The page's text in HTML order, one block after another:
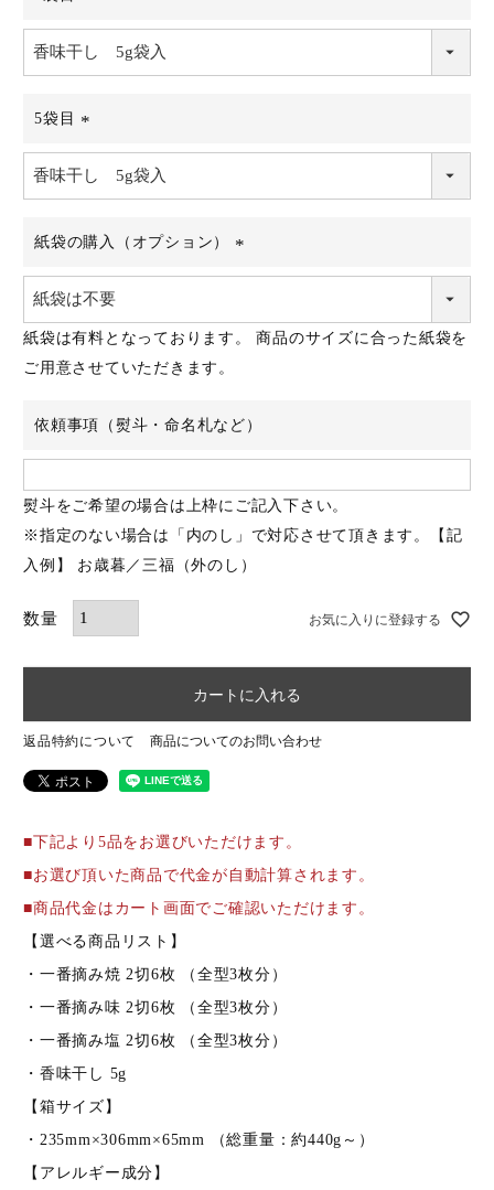
キーワード（商品名）
商品番号
〜
在庫
検索
(必
須)
5袋目
(必
須)
紙袋の購入（オプション）
(必
紙袋は有料となっております。 商品のサイズに合った紙袋を
ご用意させていただきます。
依頼事項（熨斗・命名札など）
熨斗をご希望の場合は上枠にご記入下さい。
※指定のない場合は「内のし」で対応させて頂きます。【記
入例】 お歳暮／三福（外のし）
お気に入りに登録する
カートに入れる
返品特約について 商品についてのお問い合わせ
■下記より5品をお選びいただけます。
■お選び頂いた商品で代金が自動計算されます。
■商品代金はカート画面でご確認いただけます。
【選べる商品リスト】
・一番摘み焼 2切6枚 （全型3枚分）
・一番摘み味 2切6枚 （全型3枚分）
・一番摘み塩 2切6枚 （全型3枚分）
・香味干し 5g
【箱サイズ】
・235mm×306mm×65mm （総重量：約440g～）
【アレルギー成分】